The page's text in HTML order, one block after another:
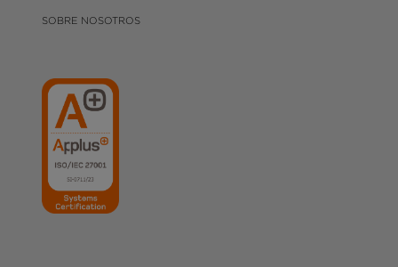
SOBRE NOSOTROS